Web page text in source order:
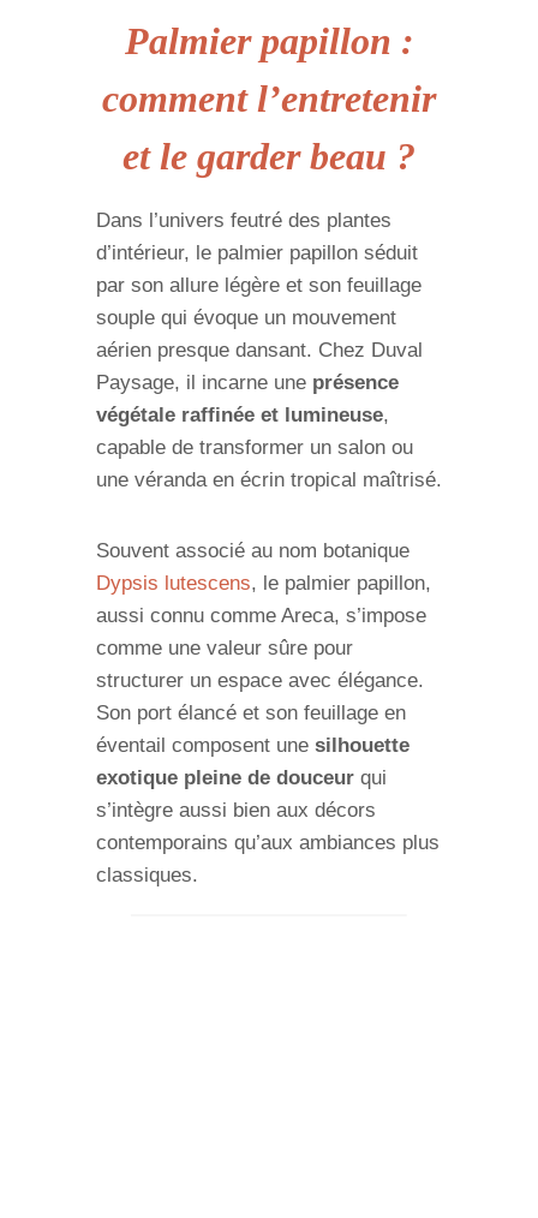
Palmier papillon :
comment l’entretenir
et le garder beau ?
Dans l’univers feutré des plantes
d’intérieur, le palmier papillon séduit
par son allure légère et son feuillage
souple qui évoque un mouvement
aérien presque dansant. Chez Duval
Paysage, il incarne une présence
végétale raffinée et lumineuse,
capable de transformer un salon ou
une véranda en écrin tropical maîtrisé.
Souvent associé au nom botanique
Dypsis lutescens, le palmier papillon,
aussi connu comme Areca, s’impose
comme une valeur sûre pour
structurer un espace avec élégance.
Son port élancé et son feuillage en
éventail composent une silhouette
exotique pleine de douceur qui
s’intègre aussi bien aux décors
contemporains qu’aux ambiances plus
classiques.